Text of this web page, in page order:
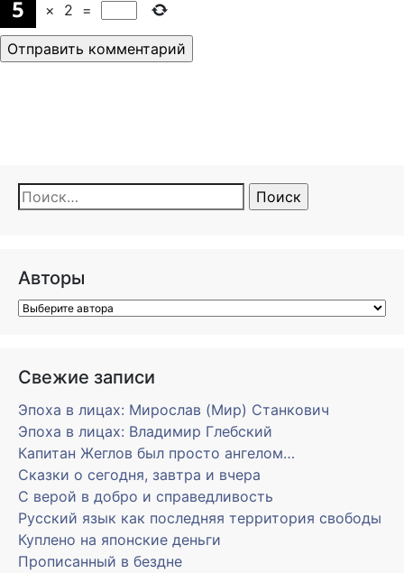
× 2 =
Найти:
Авторы
Свежие записи
Эпоха в лицах: Мирослав (Мир) Станкович
Эпоха в лицах: Владимир Глебский
Капитан Жеглов был просто ангелом…
Сказки о сегодня, завтра и вчера
С верой в добро и справедливость
Русский язык как последняя территория свободы
Куплено на японские деньги
Прописанный в бездне